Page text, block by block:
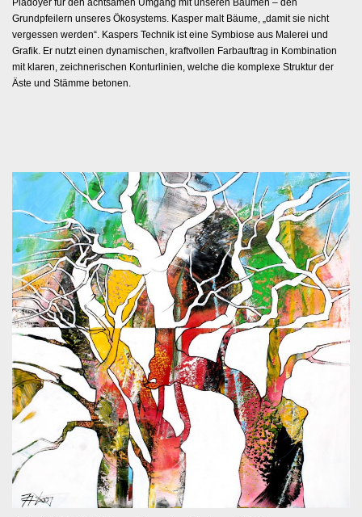
Plädoyer für den achtsamen Umgang mit unseren Bäumen – den
Grundpfeilern unseres Ökosystems. Kasper malt Bäume, „damit sie nicht
vergessen werden“. Kaspers Technik ist eine Symbiose aus Malerei und
Grafik. Er nutzt einen dynamischen, kraftvollen Farbauftrag in Kombination
mit klaren, zeichnerischen Konturlinien, welche die komplexe Struktur der
Äste und Stämme betonen.